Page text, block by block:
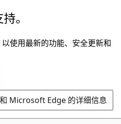
。
使用最新的功能、安全更新和
Microsoft Edge 的详细信息